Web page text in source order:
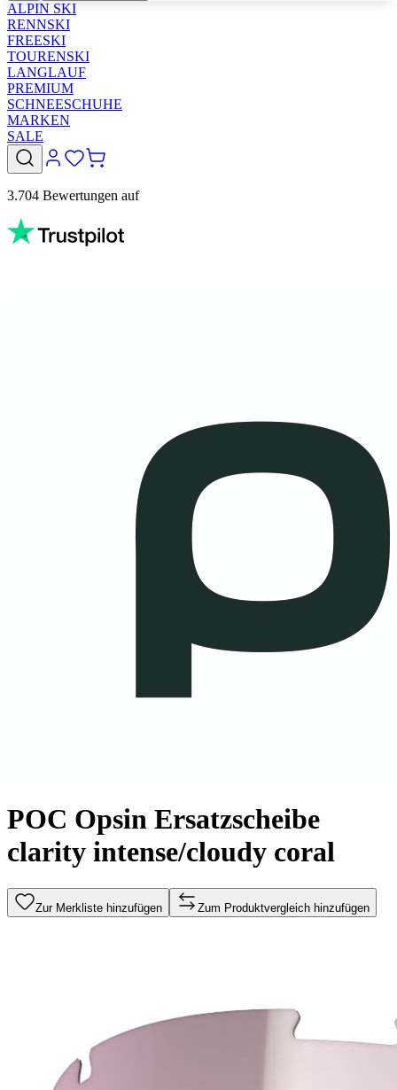
ALPIN SKI
RENNSKI
FREESKI
TOURENSKI
LANGLAUF
PREMIUM
SCHNEESCHUHE
MARKEN
SALE
3.704 Bewertungen auf
POC Opsin Ersatzscheibe
clarity intense/cloudy coral
Zur Merkliste hinzufügen Zum Produktvergleich hinzufügen